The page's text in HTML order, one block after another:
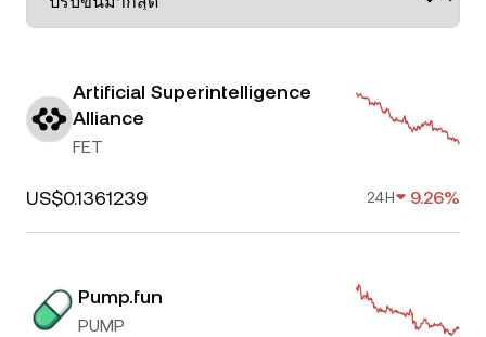
Artificial Superintelligence
Alliance
FET
US$0.1361239 24H 9.26%
Pump.fun
PUMP